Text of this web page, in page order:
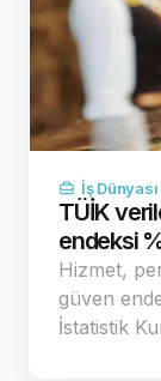
İş Dünyası
TÜİK
endeksi
Hizmet,
güven
İstatistik